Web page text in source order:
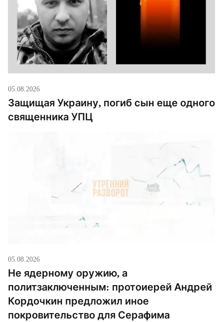
05.08.2026
Защищая Украину, погиб сын еще одного
священника УПЦ
05.08.2026
Не ядерному оружию, а
политзаключенным: протоиерей Андрей
Кордочкин предложил иное
покровительство для Серафима